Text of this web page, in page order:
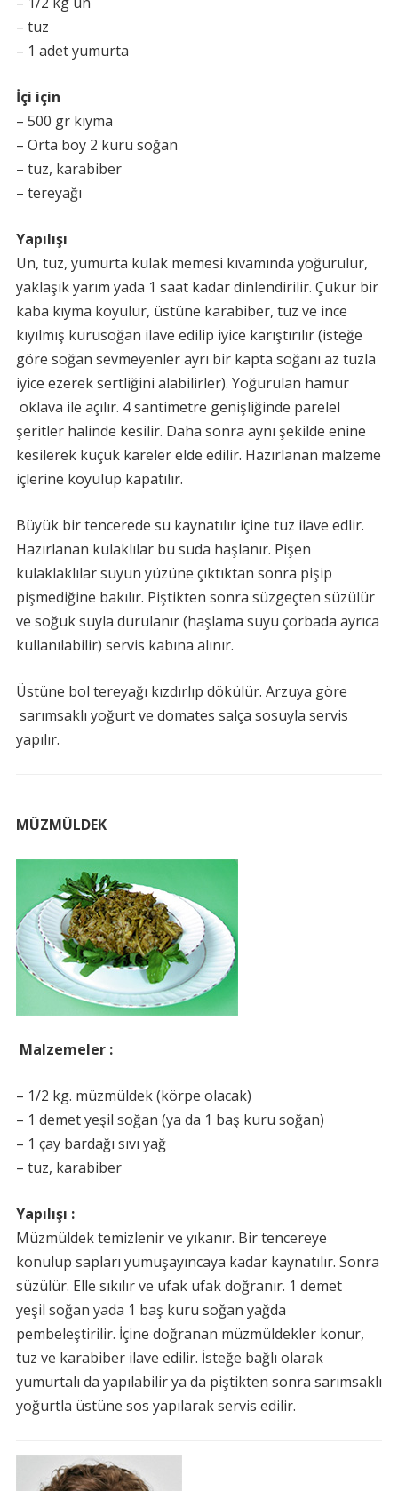
– tuz
– 1 adet yumurta
İçi için
– 500 gr kıyma
– Orta boy 2 kuru soğan
– tuz, karabiber
– tereyağı
Yapılışı
Un, tuz, yumurta kulak memesi kıvamında yoğurulur,
yaklaşık yarım yada 1 saat kadar dinlendirilir. Çukur bir
kaba kıyma koyulur, üstüne karabiber, tuz ve ince
kıyılmış kurusoğan ilave edilip iyice karıştırılır (isteğe
göre soğan sevmeyenler ayrı bir kapta soğanı az tuzla
iyice ezerek sertliğini alabilirler). Yoğurulan hamur
oklava ile açılır. 4 santimetre genişliğinde parelel
şeritler halinde kesilir. Daha sonra aynı şekilde enine
kesilerek küçük kareler elde edilir. Hazırlanan malzeme
içlerine koyulup kapatılır.
Büyük bir tencerede su kaynatılır içine tuz ilave edlir.
Hazırlanan kulaklılar bu suda haşlanır. Pişen
kulaklaklılar suyun yüzüne çıktıktan sonra pişip
pişmediğine bakılır. Piştikten sonra süzgeçten süzülür
ve soğuk suyla durulanır (haşlama suyu çorbada ayrıca
kullanılabilir) servis kabına alınır.
Üstüne bol tereyağı kızdırlıp dökülür. Arzuya göre
sarımsaklı yoğurt ve domates salça sosuyla servis
yapılır.
MÜZMÜLDEK
Malzemeler :
– 1/2 kg. müzmüldek (körpe olacak)
– 1 demet yeşil soğan (ya da 1 baş kuru soğan)
– 1 çay bardağı sıvı yağ
– tuz, karabiber
Yapılışı :
Müzmüldek temizlenir ve yıkanır. Bir tencereye
konulup sapları yumuşayıncaya kadar kaynatılır. Sonra
süzülür. Elle sıkılır ve ufak ufak doğranır. 1 demet
yeşil soğan yada 1 baş kuru soğan yağda
pembeleştirilir. İçine doğranan müzmüldekler konur,
tuz ve karabiber ilave edilir. İsteğe bağlı olarak
yumurtalı da yapılabilir ya da piştikten sonra sarımsaklı
yoğurtla üstüne sos yapılarak servis edilir.